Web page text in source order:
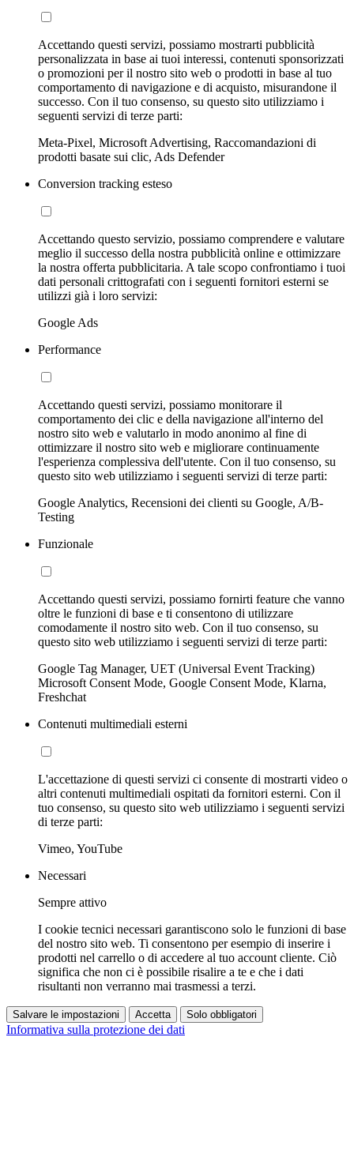
Accettando questi servizi, possiamo mostrarti pubblicità
personalizzata in base ai tuoi interessi, contenuti sponsorizzati
o promozioni per il nostro sito web o prodotti in base al tuo
comportamento di navigazione e di acquisto, misurandone il
successo. Con il tuo consenso, su questo sito utilizziamo i
seguenti servizi di terze parti:
Meta-Pixel, Microsoft Advertising, Raccomandazioni di
prodotti basate sui clic, Ads Defender
Conversion tracking esteso
Accettando questo servizio, possiamo comprendere e valutare
meglio il successo della nostra pubblicità online e ottimizzare
la nostra offerta pubblicitaria. A tale scopo confrontiamo i tuoi
dati personali crittografati con i seguenti fornitori esterni se
utilizzi già i loro servizi:
Google Ads
Performance
Accettando questi servizi, possiamo monitorare il
comportamento dei clic e della navigazione all'interno del
nostro sito web e valutarlo in modo anonimo al fine di
ottimizzare il nostro sito web e migliorare continuamente
l'esperienza complessiva dell'utente. Con il tuo consenso, su
questo sito web utilizziamo i seguenti servizi di terze parti:
Google Analytics, Recensioni dei clienti su Google, A/B-
Testing
Funzionale
Accettando questi servizi, possiamo fornirti feature che vanno
oltre le funzioni di base e ti consentono di utilizzare
comodamente il nostro sito web. Con il tuo consenso, su
questo sito web utilizziamo i seguenti servizi di terze parti:
Google Tag Manager, UET (Universal Event Tracking)
Microsoft Consent Mode, Google Consent Mode, Klarna,
Freshchat
Contenuti multimediali esterni
L'accettazione di questi servizi ci consente di mostrarti video o
altri contenuti multimediali ospitati da fornitori esterni. Con il
tuo consenso, su questo sito web utilizziamo i seguenti servizi
di terze parti:
Vimeo, YouTube
Necessari
Sempre attivo
I cookie tecnici necessari garantiscono solo le funzioni di base
del nostro sito web. Ti consentono per esempio di inserire i
prodotti nel carrello o di accedere al tuo account cliente. Ciò
significa che non ci è possibile risalire a te e che i dati
risultanti non verranno mai trasmessi a terzi.
Salvare le impostazioni Accetta Solo obbligatori
Informativa sulla protezione dei dati